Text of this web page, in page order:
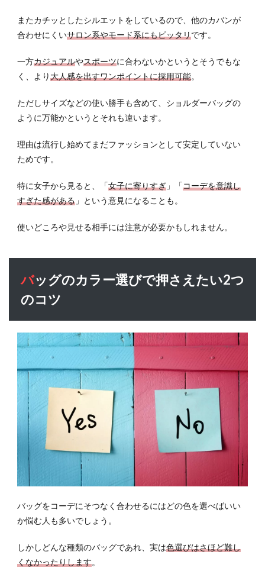
またカチッとしたシルエットをしているので、他のカバンが
合わせにくいサロン系やモード系にもピッタリです。
一方カジュアルやスポーツに合わないかというとそうでもな
く、より大人感を出すワンポイントに採用可能。
ただしサイズなどの使い勝手も含めて、ショルダーバッグの
ように万能かというとそれも違います。
理由は流行し始めてまだファッションとして安定していない
ためです。
特に女子から見ると、「女子に寄りすぎ 」「コーデを意識し
すぎた感がある 」という意見になることも。
使いどころや見せる相手には注意が必要かもしれません。
バッグのカラー選びで押さえたい2つ
のコツ
バッグをコーデにそつなく合わせるにはどの色を選べばいい
か悩む人も多いでしょう。
しかしどんな種類のバッグであれ、実は色選びはさほど難し
くなかったりします。